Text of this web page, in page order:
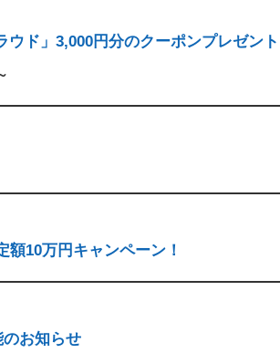
ド」3,000円分のクーポンプレゼン
10万円キャンペーン！
お知らせ